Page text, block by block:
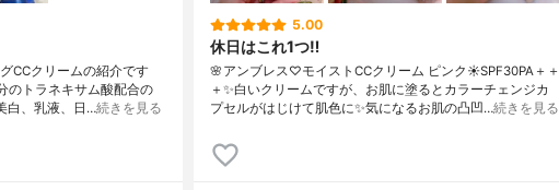
CCクリームの紹介です
のトラネキサム酸配合の
白、乳液、日…続きを見る
5.00
休日はこれ1つ‼️
🌸アンブレス♡モイストCCクリーム ピンク☀️SPF30PA＋＋
＋✨白いクリームですが、お肌に塗るとカラーチェンジカ
プセルがはじけて肌色に✨気になるお肌の凸凹…続きを見る